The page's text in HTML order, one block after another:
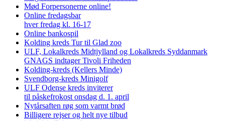
Mød Forpersonerne online!
Online fredagsbar
hver fredag kl. 16-17
Online bankospil
Kolding kreds Tur til Glad zoo
ULF, Lokalkreds Midtjylland og Lokalkreds Syddanmark
GNAGS indtager Tivoli Friheden
Kolding-kreds (Kellers Minde)
Svendborg-kreds Minigolf
ULF Odense kreds inviterer
til påskefrokost onsdag d. 1. april
Nytårsaften røg som varmt brød
Billigere rejser og helt nye tilbud